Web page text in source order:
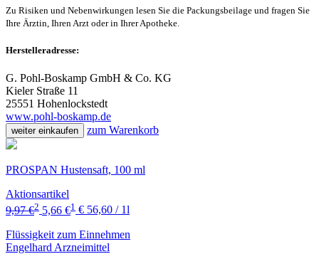
Zu Risiken und Nebenwirkungen lesen Sie die Packungsbeilage und fragen Sie
Ihre Ärztin, Ihren Arzt oder in Ihrer Apotheke.
Herstelleradresse:
G. Pohl-Boskamp GmbH & Co. KG
Kieler Straße 11
25551 Hohenlockstedt
www.pohl-boskamp.de
weiter einkaufen zum Warenkorb
PROSPAN Hustensaft, 100 ml
Aktionsartikel
9,97 €2 5,66 €1 € 56,60 / 1l
Flüssigkeit zum Einnehmen
Engelhard Arzneimittel